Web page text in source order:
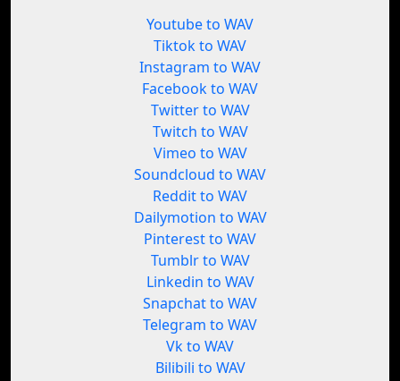
Youtube to WAV
Tiktok to WAV
Instagram to WAV
Facebook to WAV
Twitter to WAV
Twitch to WAV
Vimeo to WAV
Soundcloud to WAV
Reddit to WAV
Dailymotion to WAV
Pinterest to WAV
Tumblr to WAV
Linkedin to WAV
Snapchat to WAV
Telegram to WAV
Vk to WAV
Bilibili to WAV